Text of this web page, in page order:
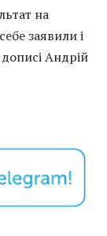
на
заявили і
Андрій